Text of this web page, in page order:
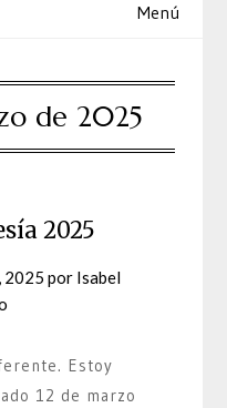
Menú
de 2025
2025
2025 por Isabel
Estoy
12 de marzo